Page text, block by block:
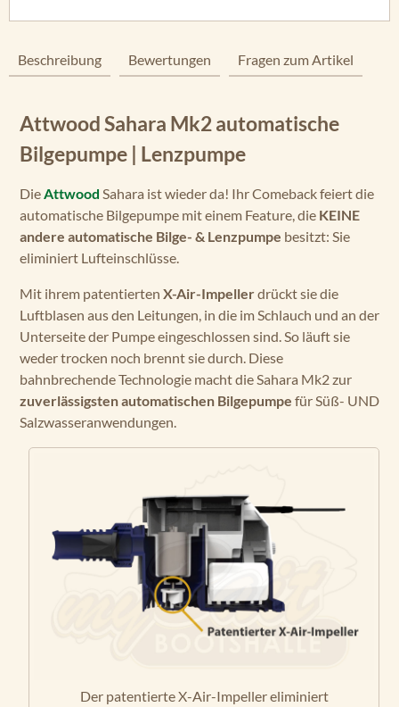
Beschreibung Bewertungen Fragen zum Artikel
Attwood Sahara Mk2 automatische
Bilgepumpe | Lenzpumpe
DieAttwood Sahara ist wieder da! Ihr Comeback feiert die
automatische Bilgepumpe mit einem Feature, die KEINE
andere automatische Bilge- & Lenzpumpe besitzt: Sie
eliminiert Lufteinschlüsse.
Mit ihrem patentierten X-Air-Impellerdrückt sie die
Luftblasen aus den Leitungen, in die im Schlauch und an der
Unterseite der Pumpe eingeschlossen sind. So läuft sie
weder trocken noch brennt sie durch. Diese
bahnbrechende Technologie macht die Sahara Mk2 zur
zuverlässigsten automatischen Bilgepumpe für Süß- UND
Salzwasseranwendungen.
Der patentierte X-Air-Impeller eliminiert